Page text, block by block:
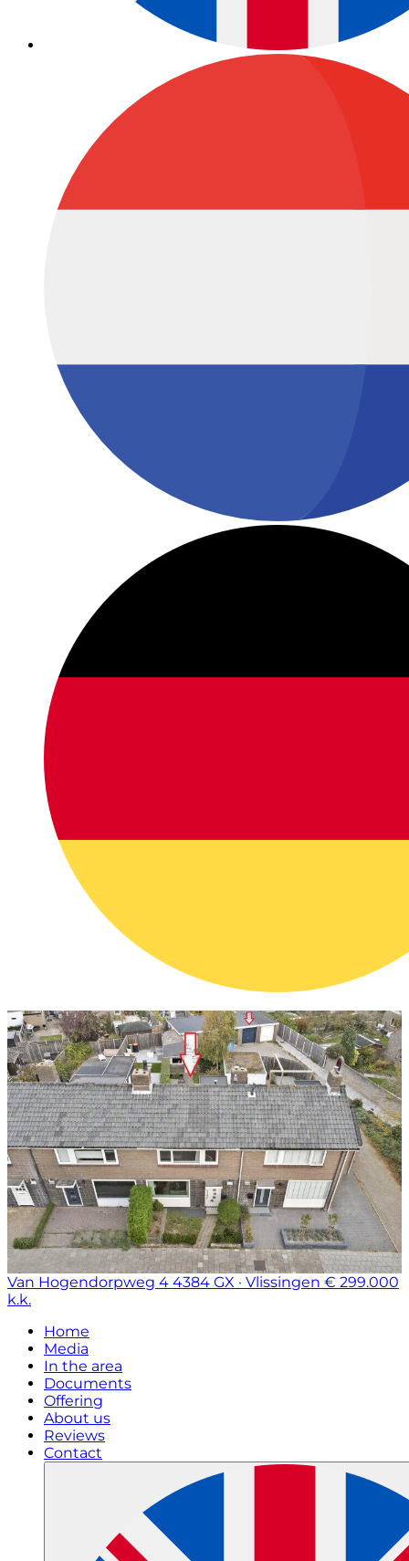
Van Hogendorpweg 4 4384 GX · Vlissingen € 299.000
k.k.
Home
Media
In the area
Documents
Offering
About us
Reviews
Contact